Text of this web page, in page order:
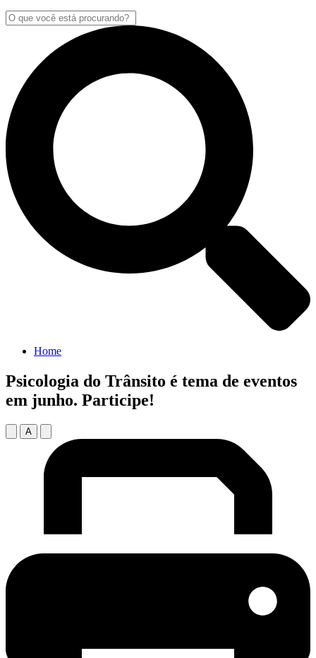
Home
Psicologia do Trânsito é tema de eventos
em junho. Participe!
A